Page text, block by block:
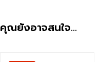
คุณยังอาจสนใจ…